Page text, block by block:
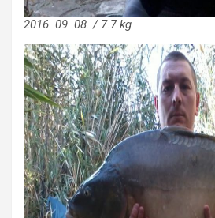
2016. 09. 08. / 7.7 kg